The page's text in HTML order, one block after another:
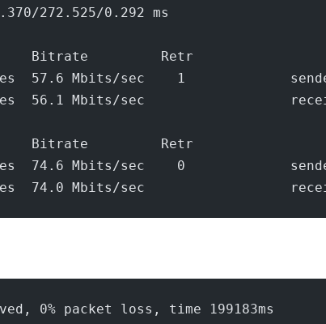
272.525/0.292 ms
Bitrate         Retr
57.6 Mbits/sec    1
56.1 Mbits/sec
Bitrate         Retr
74.6 Mbits/sec    0
74.0 Mbits/sec
0% packet loss, time 199183ms